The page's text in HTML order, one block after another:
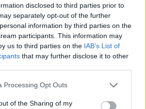
disclosed to third parties prior to
separately opt-out of the further
information by third parties on the
participants. This information may
us to third parties on the IAB’s List of
that may further disclose it to other
website/app uses one or more Google
or usage behaviour. You may click to
Processing Opt Outs
of the Sharing of my
σε μετρό και ταξί
εγκατασταθούν σε όλους τους
- Θα συνδέονται με κεντρικό
άμεσης βοήθειας που θα παρέχει
– Σύντομα στους δρόμους
με εξοπλισμό και εκπαιδευμένους